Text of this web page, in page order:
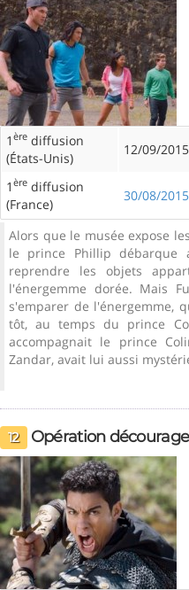
1 ère diffusion
(États-Unis)
12/09/2015
1 ère diffusion
(France)
30/08/2015
Alors que le musée expose
le prince Phillip débarque
reprendre les objets
l'énergemme dorée. Mais
s'emparer de l'énergemme,
tôt, au temps du prince
accompagnait le prince
Zandar, avait lui aussi
12 Opération